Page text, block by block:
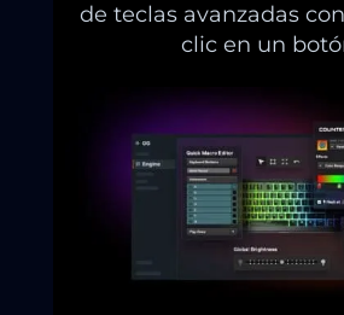
de teclas avanzadas
clic en un